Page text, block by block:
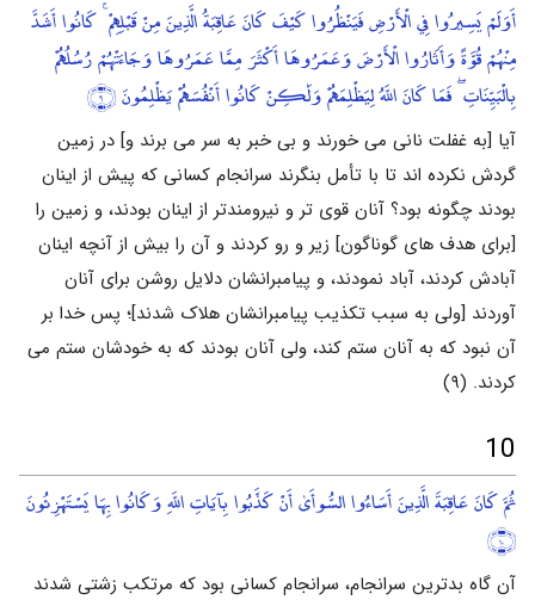
أَوَلَمْ يَسِيرُوا فِي الْأَرْضِ فَيَنْظُرُوا كَيْفَ كَانَ عَاقِبَةُ الَّذِينَ مِنْ قَبْلِهِمْ ۚ كَانُوا أَشَدَّ
مِنْهُمْ قُوَّةً وَأَثَارُوا الْأَرْضَ وَعَمَرُوهَا أَكْثَرَ مِمَّا عَمَرُوهَا وَجَاءَتْهُمْ رُسُلُهُمْ
بِالْبَيِّنَاتِ ۖ فَمَا كَانَ اللَّهُ لِيَظْلِمَهُمْ وَلَٰكِنْ كَانُوا أَنْفُسَهُمْ يَظْلِمُونَ﴿٩﴾
آیا [به غفلت نانی می خورند و بی خبر به سر می برند و] در زمین
گردش نکرده اند تا با تأمل بنگرند سرانجام کسانی که پیش از اینان
بودند چگونه بود؟ آنان قوی تر و نیرومندتر از اینان بودند، و زمین را
[برای هدف های گوناگون] زیر و رو کردند و آن را بیش از آنچه اینان
آبادش کردند، آباد نمودند، و پیامبرانشان دلایل روشن برای آنان
آوردند [ولی به سبب تکذیب پیامبرانشان هلاک شدند]؛ پس خدا بر
آن نبود که به آنان ستم کند، ولی آنان بودند که به خودشان ستم می
کردند. (۹)
10
ثُمَّ كَانَ عَاقِبَةَ الَّذِينَ أَسَاءُوا السُّوأَىٰ أَنْ كَذَّبُوا بِآيَاتِ اللَّهِ وَكَانُوا بِهَا يَسْتَهْزِئُونَ
﴿١٠﴾
آن گاه بدترین سرانجام، سرانجام کسانی بود که مرتکب زشتی شدند